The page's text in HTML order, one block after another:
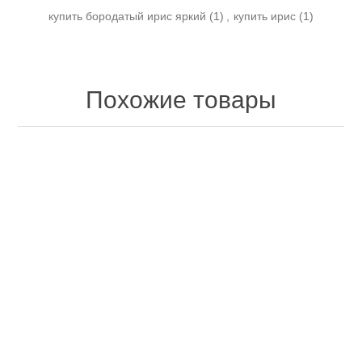
купить бородатый ирис яркий (1) , купить ирис (1)
Похожие товары